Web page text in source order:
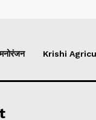
मनोरंजन Krishi